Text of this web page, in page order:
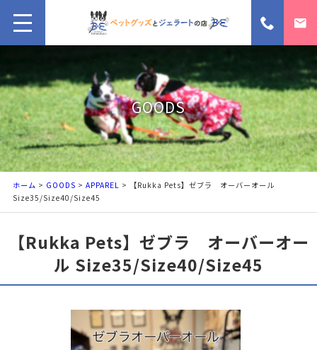
GOODS
ホーム > GOODS > APPAREL > 【Rukka Pets】ゼブラ オーバーオール
Size35/Size40/Size45
【Rukka Pets】ゼブラ オーバーオー
ル Size35/Size40/Size45